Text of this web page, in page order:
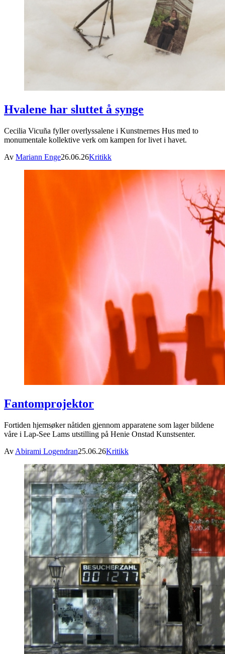
Hvalene har sluttet å synge
Cecilia Vicuña fyller overlyssalene i Kunstnernes Hus med to
monumentale kollektive verk om kampen for livet i havet.
Av Mariann Enge26.06.26Kritikk
Fantomprojektor
Fortiden hjemsøker nåtiden gjennom apparatene som lager bildene
våre i Lap-See Lams utstilling på Henie Onstad Kunstsenter.
Av Abirami Logendran25.06.26Kritikk